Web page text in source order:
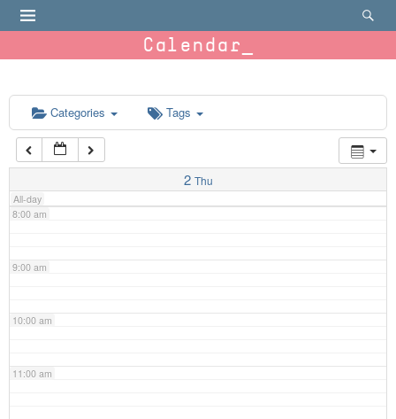
Calendar
Categories Tags
2 Thu
All-day
6:00 am
7:00 am
8:00 am
9:00 am
10:00 am
11:00 am